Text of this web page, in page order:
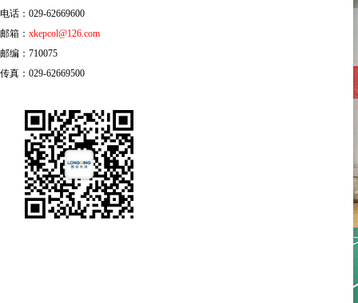
电话：029-62669600
邮箱： xkepcol@126.com
邮编：710075
传真：029-62669500